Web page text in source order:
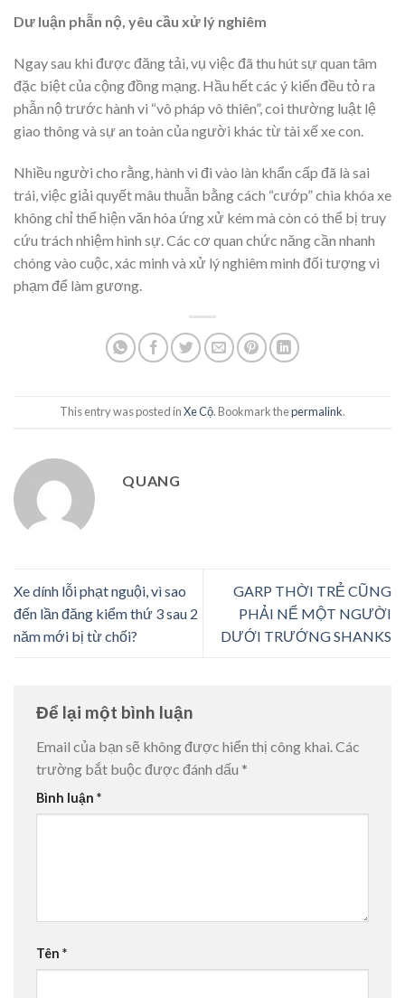
Dư luận phẫn nộ, yêu cầu xử lý nghiêm
Ngay sau khi được đăng tải, vụ việc đã thu hút sự quan tâm
đặc biệt của cộng đồng mạng. Hầu hết các ý kiến đều tỏ ra
phẫn nộ trước hành vi “vô pháp vô thiên”, coi thường luật lệ
giao thông và sự an toàn của người khác từ tài xế xe con.
Nhiều người cho rằng, hành vi đi vào làn khẩn cấp đã là sai
trái, việc giải quyết mâu thuẫn bằng cách “cướp” chìa khóa xe
không chỉ thể hiện văn hóa ứng xử kém mà còn có thể bị truy
cứu trách nhiệm hình sự. Các cơ quan chức năng cần nhanh
chóng vào cuộc, xác minh và xử lý nghiêm minh đối tượng vi
phạm để làm gương.
This entry was posted inXe Cộ. Bookmark thepermalink.
QUANG
Xe dính lỗi phạt nguội, vì sao
đến lần đăng kiểm thứ 3 sau 2
năm mới bị từ chối?
GARP THỜI TRẺ CŨNG
PHẢI NỂ MỘT NGƯỜI
DƯỚI TRƯỚNG SHANKS
Để lại một bình luận
Email của bạn sẽ không được hiển thị công khai.Các
trường bắt buộc được đánh dấu *
Bình luận *
Tên *